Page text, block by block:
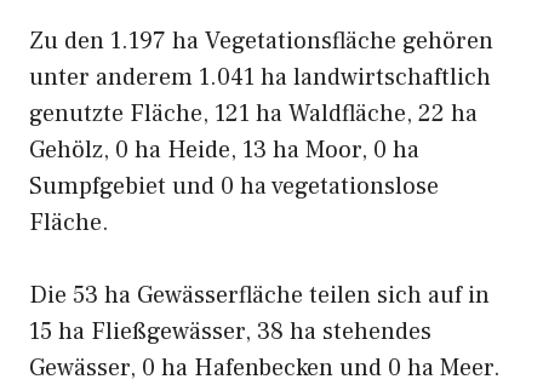
Zu den 1.197 ha Vegetationsfläche gehören
unter anderem 1.041 ha landwirtschaftlich
genutzte Fläche, 121 ha Waldfläche, 22 ha
Gehölz, 0 ha Heide, 13 ha Moor, 0 ha
Sumpfgebiet und 0 ha vegetationslose
Fläche.
Die 53 ha Gewässerfläche teilen sich auf in
15 ha Fließgewässer, 38 ha stehendes
Gewässer, 0 ha Hafenbecken und 0 ha Meer.